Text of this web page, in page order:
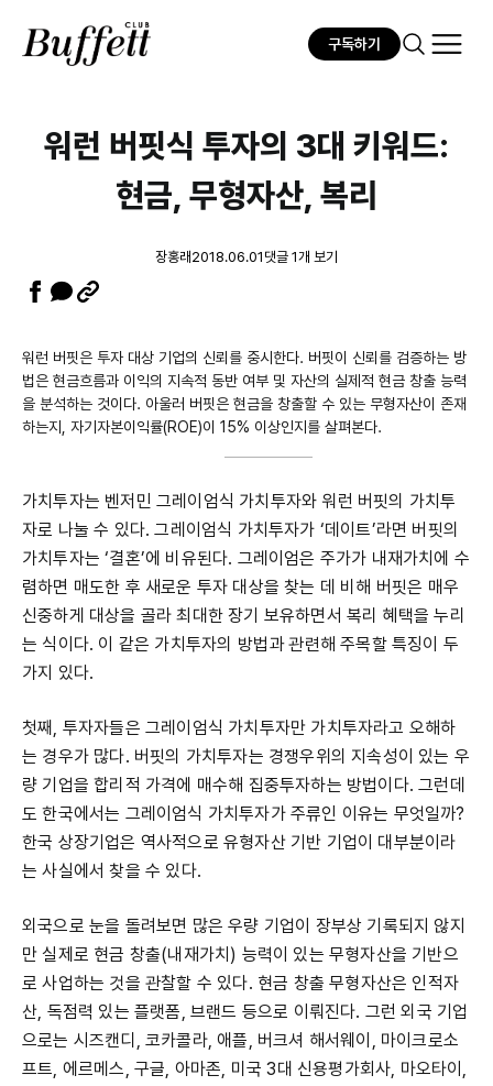
구독하기
워런 버핏식 투자의 3대 키워드:
현금, 무형자산, 복리
장홍래 2018.06.01 댓글 1개 보기
워런 버핏은 투자 대상 기업의 신뢰를 중시한다. 버핏이 신뢰를 검증하는 방
법은 현금흐름과 이익의 지속적 동반 여부 및 자산의 실제적 현금 창출 능력
을 분석하는 것이다. 아울러 버핏은 현금을 창출할 수 있는 무형자산이 존재
하는지, 자기자본이익률(ROE)이 15% 이상인지를 살펴본다.
가치투자는 벤저민 그레이엄식 가치투자와 워런 버핏의 가치투
자로 나눌 수 있다. 그레이엄식 가치투자가 ‘데이트’라면 버핏의
가치투자는 ‘결혼’에 비유된다. 그레이엄은 주가가 내재가치에 수
렴하면 매도한 후 새로운 투자 대상을 찾는 데 비해 버핏은 매우
신중하게 대상을 골라 최대한 장기 보유하면서 복리 혜택을 누리
는 식이다. 이 같은 가치투자의 방법과 관련해 주목할 특징이 두
가지 있다.
첫째, 투자자들은 그레이엄식 가치투자만 가치투자라고 오해하
는 경우가 많다. 버핏의 가치투자는 경쟁우위의 지속성이 있는 우
량 기업을 합리적 가격에 매수해 집중투자하는 방법이다. 그런데
도 한국에서는 그레이엄식 가치투자가 주류인 이유는 무엇일까?
한국 상장기업은 역사적으로 유형자산 기반 기업이 대부분이라
는 사실에서 찾을 수 있다.
외국으로 눈을 돌려보면 많은 우량 기업이 장부상 기록되지 않지
만 실제로 현금 창출(내재가치) 능력이 있는 무형자산을 기반으
로 사업하는 것을 관찰할 수 있다. 현금 창출 무형자산은 인적자
산, 독점력 있는 플랫폼, 브랜드 등으로 이뤄진다. 그런 외국 기업
으로는 시즈캔디, 코카콜라, 애플, 버크셔 해서웨이, 마이크로소
프트, 에르메스, 구글, 아마존, 미국 3대 신용평가회사, 마오타이,